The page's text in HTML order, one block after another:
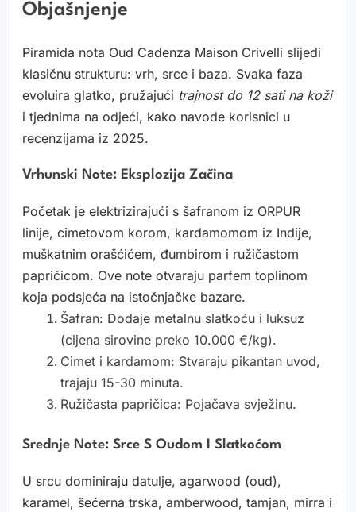
Objašnjenje
Piramida nota Oud Cadenza Maison Crivelli slijedi
klasičnu strukturu: vrh, srce i baza. Svaka faza
evoluira glatko, pružajući trajnost do 12 sati na koži
i tjednima na odjeći, kako navode korisnici u
recenzijama iz 2025.
Vrhunski Note: Eksplozija Začina
Početak je elektrizirajući s šafranom iz ORPUR
linije, cimetovom korom, kardamomom iz Indije,
muškatnim orašćićem, đumbirom i ružičastom
papričicom. Ove note otvaraju parfem toplinom
koja podsjeća na istočnjačke bazare.
Šafran: Dodaje metalnu slatkoću i luksuz
(cijena sirovine preko 10.000 €/kg).
Cimet i kardamom: Stvaraju pikantan uvod,
trajaju 15-30 minuta.
Ružičasta papričica: Pojačava svježinu.
Srednje Note: Srce S Oudom I Slatkoćom
U srcu dominiraju datulje, agarwood (oud),
karamel, šećerna trska, amberwood, tamjan, mirra i